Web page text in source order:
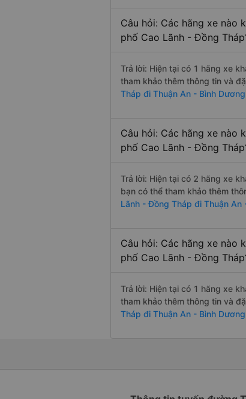
Câu hỏi: Các hãng xe nào
phố Cao Lãnh - Đồng
Trả lời: Hiện tại có 1 hãng xe
tham khảo thêm thông tin và
Tháp đi Thuận An - Bình Dương
Câu hỏi: Các hãng xe nào
phố Cao Lãnh - Đồng
Trả lời: Hiện tại có 2 hãng xe
bạn có thể tham khảo thêm
Lãnh - Đồng Tháp đi Thuận An
Câu hỏi: Các hãng xe nào
phố Cao Lãnh - Đồng
Trả lời: Hiện tại có 1 hãng xe
tham khảo thêm thông tin và
Tháp đi Thuận An - Bình Dương